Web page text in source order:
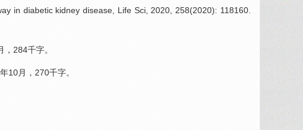
in diabetic kidney disease, Life Sci, 2020, 258(2020): 118160.
284千字。
10月，270千字。